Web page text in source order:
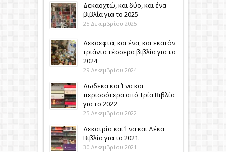
Δεκαοχτώ, και δύο, και ένα
βιβλία για το 2025
25 Δεκεμβρίου 2025
Δεκαεφτά, και ένα, και εκατόν
τριάντα τέσσερα βιβλία για το
2024
29 Δεκεμβρίου 2024
Δωδεκα και Ένα και
περισσότερα από Τρία Βιβλία
για το 2022
25 Δεκεμβρίου 2022
Δεκατρία και Ένα και Δέκα
Βιβλία για το 2021.
30 Δεκεμβρίου 2021